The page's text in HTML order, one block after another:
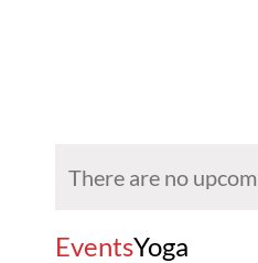
There are no
EventsYoga